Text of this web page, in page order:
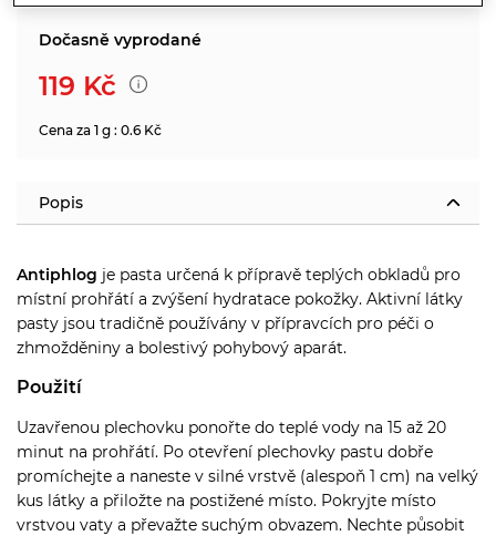
Dočasně vyprodané
119 Kč
Cena za 1 g : 0.6 Kč
Popis
Antiphlog je pasta určená k přípravě teplých obkladů pro
místní prohřátí a zvýšení hydratace pokožky. Aktivní látky
pasty jsou tradičně používány v přípravcích pro péči o
zhmožděniny a bolestivý pohybový aparát.
Použití
Uzavřenou plechovku ponořte do teplé vody na 15 až 20
minut na prohřátí. Po otevření plechovky pastu dobře
promíchejte a naneste v silné vrstvě (alespoň 1 cm) na velký
kus látky a přiložte na postižené místo. Pokryjte místo
vrstvou vaty a převažte suchým obvazem. Nechte působit